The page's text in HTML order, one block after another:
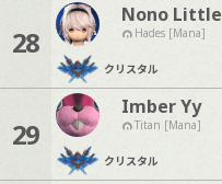
28
Nono Little
Hades [Mana]
クリスタル
29
Imber Yy
Titan [Mana]
クリスタル